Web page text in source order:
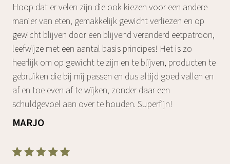
Hoop dat er velen zijn die ook kiezen voor een andere
manier van eten, gemakkelijk gewicht verliezen en op
gewicht blijven door een blijvend veranderd eetpatroon,
leefwijze met een aantal basis principes! Het is zo
heerlijk om op gewicht te zijn en te blijven, producten te
gebruiken die bij mij passen en dus altijd goed vallen en
af en toe even af te wijken, zonder daar een
schuldgevoel aan over te houden. Superfijn!
MARJO